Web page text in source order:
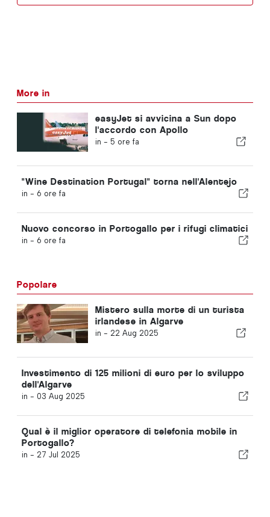
More in
easyJet si avvicina a Sun dopo
l'accordo con Apollo
in - 5 ore fa
"Wine Destination Portugal" torna nell'Alentejo
in - 6 ore fa
Nuovo concorso in Portogallo per i rifugi climatici
in - 6 ore fa
Popolare
Mistero sulla morte di un turista
irlandese in Algarve
in - 22 Aug 2025
Investimento di 125 milioni di euro per lo sviluppo
dell'Algarve
in - 03 Aug 2025
Qual è il miglior operatore di telefonia mobile in
Portogallo?
in - 27 Jul 2025